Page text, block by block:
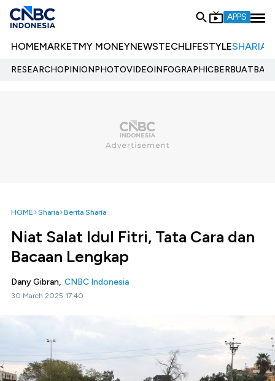
APPS
HOMEMARKETMY MONEYNEWSTECHLIFESTYLESHARIA
RESEARCHOPINIONPHOTOVIDEOINFOGRAPHIC
HOME Sharia Berita Sharia
Niat Salat Idul Fitri, Tata Cara dan
Bacaan Lengkap
Dany Gibran, CNBC Indonesia
30 March 2025 17:40